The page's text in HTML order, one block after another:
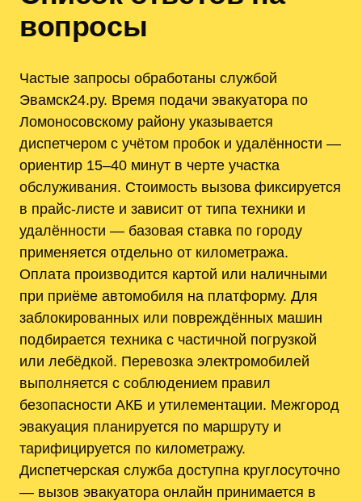
вопросы
Частые запросы обработаны службой
Эвамск24.ру. Время подачи эвакуатора по
Ломоносовскому району указывается
диспетчером с учётом пробок и удалённости —
ориентир 15–40 минут в черте участка
обслуживания. Стоимость вызова фиксируется
в прайс-листе и зависит от типа техники и
удалённости — базовая ставка по городу
применяется отдельно от километража.
Оплата производится картой или наличными
при приёме автомобиля на платформу. Для
заблокированных или повреждённых машин
подбирается техника с частичной погрузкой
или лебёдкой. Перевозка электромобилей
выполняется с соблюдением правил
безопасности АКБ и утилементации. Межгород
эвакуация планируется по маршруту и
тарифицируется по километражу.
Диспетчерская служба доступна круглосуточно
— вызов эвакуатора онлайн принимается в